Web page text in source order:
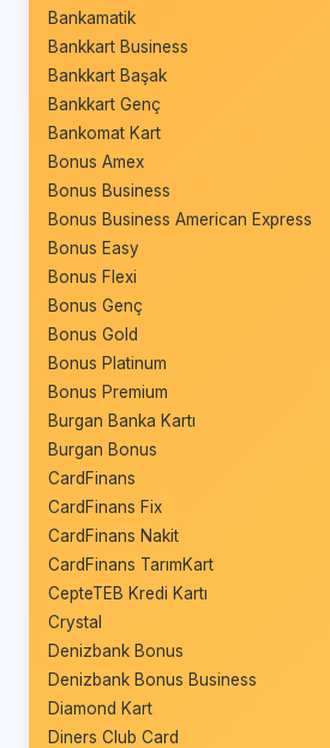
Bankamatik
Bankkart Business
Bankkart Başak
Bankkart Genç
Bankomat Kart
Bonus Amex
Bonus Business
Bonus Business American Express
Bonus Easy
Bonus Flexi
Bonus Genç
Bonus Gold
Bonus Platinum
Bonus Premium
Burgan Banka Kartı
Burgan Bonus
CardFinans
CardFinans Fix
CardFinans Nakit
CardFinans TarımKart
CepteTEB Kredi Kartı
Crystal
Denizbank Bonus
Denizbank Bonus Business
Diamond Kart
Diners Club Card